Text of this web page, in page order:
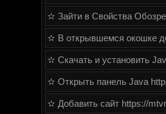
✫ Зайти в Свойства
✫ В открывшемся окошке
✫ Скачать и установить
✫ Открыть панель Java
✫ Добавить сайт https://